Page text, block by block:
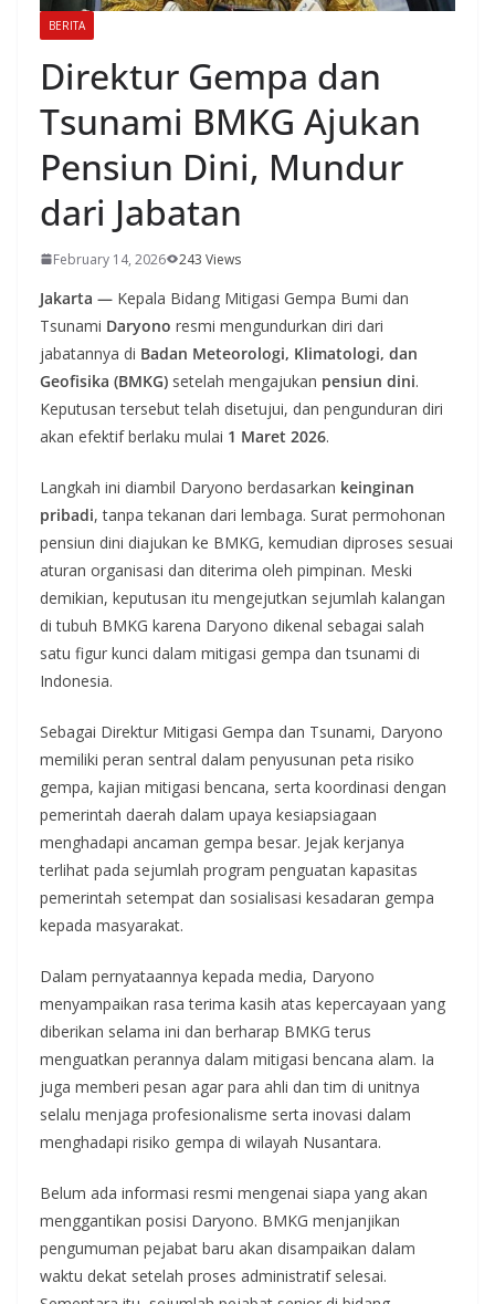
BERITA
Direktur Gempa dan
Tsunami BMKG Ajukan
Pensiun Dini, Mundur
dari Jabatan
February 14, 2026 243 Views
Jakarta — Kepala Bidang Mitigasi Gempa Bumi dan
Tsunami Daryono resmi mengundurkan diri dari
jabatannya di Badan Meteorologi, Klimatologi, dan
Geofisika (BMKG) setelah mengajukan pensiun dini.
Keputusan tersebut telah disetujui, dan pengunduran diri
akan efektif berlaku mulai 1 Maret 2026.
Langkah ini diambil Daryono berdasarkan keinginan
pribadi, tanpa tekanan dari lembaga. Surat permohonan
pensiun dini diajukan ke BMKG, kemudian diproses sesuai
aturan organisasi dan diterima oleh pimpinan. Meski
demikian, keputusan itu mengejutkan sejumlah kalangan
di tubuh BMKG karena Daryono dikenal sebagai salah
satu figur kunci dalam mitigasi gempa dan tsunami di
Indonesia.
Sebagai Direktur Mitigasi Gempa dan Tsunami, Daryono
memiliki peran sentral dalam penyusunan peta risiko
gempa, kajian mitigasi bencana, serta koordinasi dengan
pemerintah daerah dalam upaya kesiapsiagaan
menghadapi ancaman gempa besar. Jejak kerjanya
terlihat pada sejumlah program penguatan kapasitas
pemerintah setempat dan sosialisasi kesadaran gempa
kepada masyarakat.
Dalam pernyataannya kepada media, Daryono
menyampaikan rasa terima kasih atas kepercayaan yang
diberikan selama ini dan berharap BMKG terus
menguatkan perannya dalam mitigasi bencana alam. Ia
juga memberi pesan agar para ahli dan tim di unitnya
selalu menjaga profesionalisme serta inovasi dalam
menghadapi risiko gempa di wilayah Nusantara.
Belum ada informasi resmi mengenai siapa yang akan
menggantikan posisi Daryono. BMKG menjanjikan
pengumuman pejabat baru akan disampaikan dalam
waktu dekat setelah proses administratif selesai.